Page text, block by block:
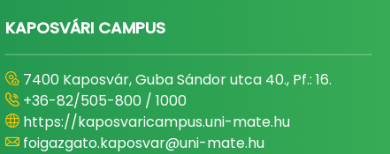
KAPOSVÁRI CAMPUS
7400 Kaposvár, Guba Sándor utca 40., Pf.: 16.
+36-82/505-800 / 1000
https://kaposvaricampus.uni-mate.hu
foigazgato.kaposvar@uni-mate.hu